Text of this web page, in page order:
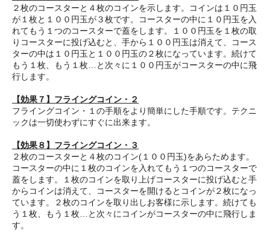
２枚のコースターと４枚のコインを示します。コインは１０円玉
が１枚と１００円玉が３枚です。コースターの中に１０円玉を入
れてもう１つのコースターで蓋をします。１００円玉を１枚の取
りコースターに投げ込むと、手から１００円玉は消えて、コース
ターの中は１０円玉と１００円玉の２枚になっています。続けて
もう１枚、もう１枚…と次々に１００円玉がコースターの中に飛
行します。
【効果７】フライングコイン・２
フライングコイン・１の手順をより簡単にした手順です。テクニ
ックは一切使わずにすぐに出来ます。
【効果８】フライングコイン・３
２枚のコースターと４枚のコイン(１００円玉)をあらためます。
コースターの中に１枚のコインを入れてもう１つのコースターで
蓋をします。１枚のコインを取り上げコースターに投げ込むと手
からコインは消えて、コースターを開けるとコインが２枚になっ
ています。２枚のコインを取り出しお客様に示します。続けても
う１枚、もう１枚…と次々にコインがコースターの中に飛行しま
す。